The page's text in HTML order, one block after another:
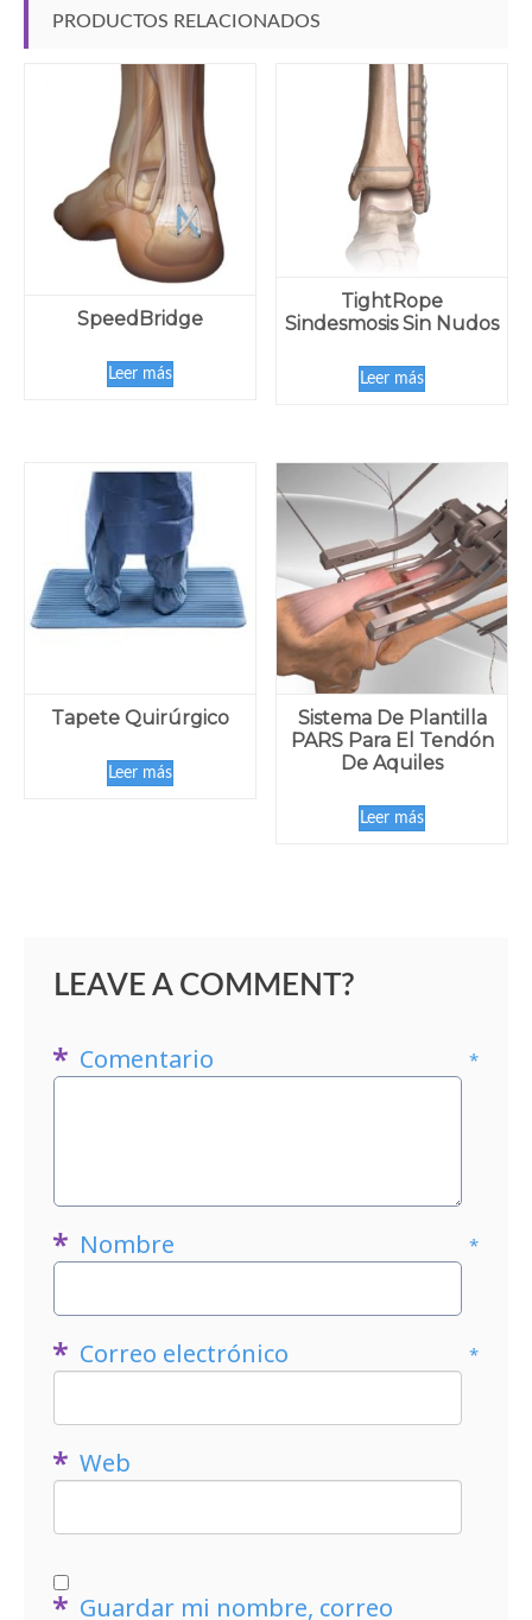
PRODUCTOS RELACIONADOS
SpeedBridge
Leer más
TightRope
Sindesmosis Sin Nudos
Leer más
Tapete Quirúrgico
Leer más
Sistema De Plantilla
PARS Para El Tendón
De Aquiles
Leer más
LEAVE A COMMENT?
Comentario *
Nombre *
Correo electrónico *
Web
Guardar mi nombre, correo